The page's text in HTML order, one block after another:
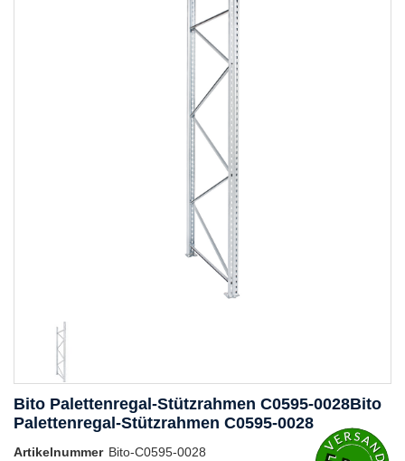
Bito Palettenregal-Stützrahmen C0595-0028Bito
Palettenregal-Stützrahmen C0595-0028
Artikelnummer Bito-C0595-0028